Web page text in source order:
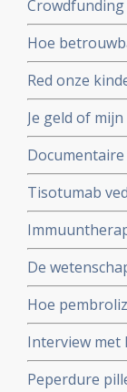
Crowdfunding
en oncologen
Hoe
en Job de
Red onze
door roken
beschermen.
Je geld of
patienten die
en hun
te zien op
Tisotumab
kanker met
kunnen
De
NRC over het
Hoe
wereld
Interview met
kleincellige
Peperdure